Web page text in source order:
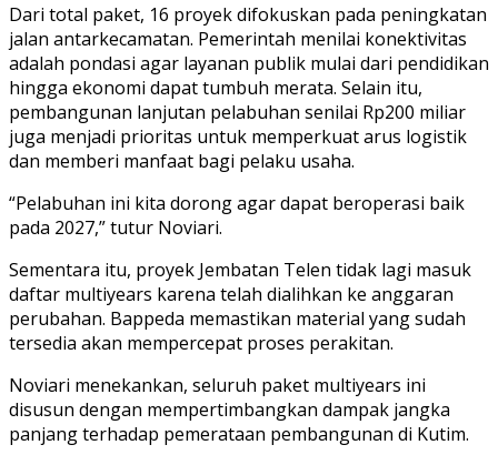
Dari total paket, 16 proyek difokuskan pada peningkatan
jalan antarkecamatan. Pemerintah menilai konektivitas
adalah pondasi agar layanan publik mulai dari pendidikan
hingga ekonomi dapat tumbuh merata. Selain itu,
pembangunan lanjutan pelabuhan senilai Rp200 miliar
juga menjadi prioritas untuk memperkuat arus logistik
dan memberi manfaat bagi pelaku usaha.
“Pelabuhan ini kita dorong agar dapat beroperasi baik
pada 2027,” tutur Noviari.
Sementara itu, proyek Jembatan Telen tidak lagi masuk
daftar multiyears karena telah dialihkan ke anggaran
perubahan. Bappeda memastikan material yang sudah
tersedia akan mempercepat proses perakitan.
Noviari menekankan, seluruh paket multiyears ini
disusun dengan mempertimbangkan dampak jangka
panjang terhadap pemerataan pembangunan di Kutim.